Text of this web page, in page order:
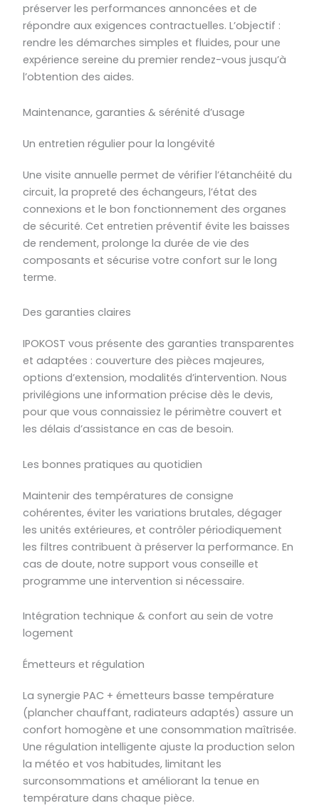
préserver les performances annoncées et de
répondre aux exigences contractuelles. L’objectif :
rendre les démarches simples et fluides, pour une
expérience sereine du premier rendez-vous jusqu’à
l’obtention des aides.
Maintenance, garanties & sérénité d’usage
Un entretien régulier pour la longévité
Une visite annuelle permet de vérifier l’étanchéité du
circuit, la propreté des échangeurs, l’état des
connexions et le bon fonctionnement des organes
de sécurité. Cet entretien préventif évite les baisses
de rendement, prolonge la durée de vie des
composants et sécurise votre confort sur le long
terme.
Des garanties claires
IPOKOST vous présente des garanties transparentes
et adaptées : couverture des pièces majeures,
options d’extension, modalités d’intervention. Nous
privilégions une information précise dès le devis,
pour que vous connaissiez le périmètre couvert et
les délais d’assistance en cas de besoin.
Les bonnes pratiques au quotidien
Maintenir des températures de consigne
cohérentes, éviter les variations brutales, dégager
les unités extérieures, et contrôler périodiquement
les filtres contribuent à préserver la performance. En
cas de doute, notre support vous conseille et
programme une intervention si nécessaire.
Intégration technique & confort au sein de votre
logement
Émetteurs et régulation
La synergie PAC + émetteurs basse température
(plancher chauffant, radiateurs adaptés) assure un
confort homogène et une consommation maîtrisée.
Une régulation intelligente ajuste la production selon
la météo et vos habitudes, limitant les
surconsommations et améliorant la tenue en
température dans chaque pièce.